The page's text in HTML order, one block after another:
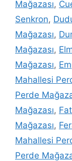
Mağazası,
Senkron,
Mağazası,
Mağazası,
Mağazası,
Mahallesi
Perde
Mağazası,
Mağazası,
Mahallesi
Perde